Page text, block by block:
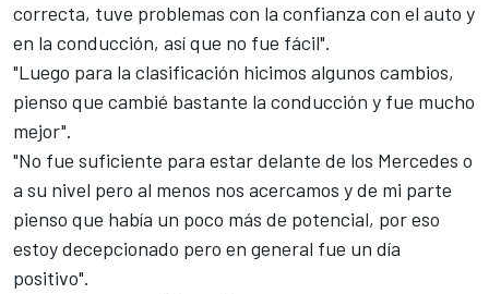
correcta, tuve problemas con la confianza con el auto y
en la conducción, así que no fue fácil".
"Luego para la clasificación hicimos algunos cambios,
pienso que cambié bastante la conducción y fue mucho
mejor".
"No fue suficiente para estar delante de los Mercedes o
a su nivel pero al menos nos acercamos y de mi parte
pienso que había un poco más de potencial, por eso
estoy decepcionado pero en general fue un día
positivo".